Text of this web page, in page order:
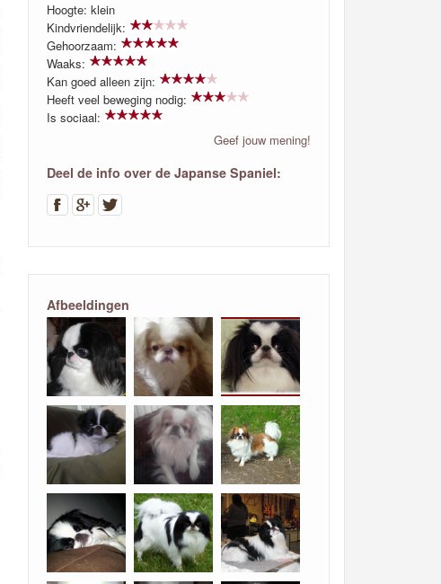
Hoogte: klein
Kindvriendelijk:
Gehoorzaam:
Waaks:
Kan goed alleen zijn:
Heeft veel beweging nodig:
Is sociaal:
Geef jouw mening!
Deel de info over de Japanse Spaniel:
Afbeeldingen